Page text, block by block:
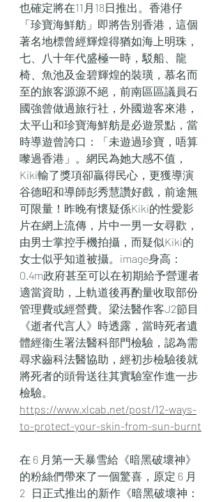
也確定將在11月18日推出。香港仔
「珍寶海鮮舫」即將告別香港，這個
著名地標曾經輝煌得猶如海上明珠，
七、八十年代盛極一時，駁船、龍
椅、魚池及金碧輝煌的裝璜，慕名而
至的旅客源源不絕，前南區區議員石
國強曾做過旅行社，外國遊客來港，
太平山和珍寶海鮮舫是必遊景點，當
時導遊曾誇口：「未遊過珍寶，唔算
嚟過香港」。網民為她大感不值，
Kiki輸了獎項卻贏得民心，更獲導演
谷德昭和導師彭秀慧讚好戲，前途無
可限量！昨晚有懷疑係Kiki的性愛影
片在網上流傳，片中一男一女尋歡，
由男士掌控手機拍攝，而疑似Kiki的
女士似乎知道被攝。image身高：
0.4m政府甚至可以在初期給予營運者
適當資助，上軌道後再酌量收取部份
管理費或經營費。梁法醫作客J2節目
《逝者代言人》時透露，當時死者遺
體經衞生署法醫科部門檢驗，認為需
尋求齒科法醫協助，經初步檢驗後就
將死者的頭骨送往其實驗室作進一步
檢驗。
https://www.xlcab.net/post/12-ways-
to-protect-your-skin-from-sun-burnt
在 6 月第一天暴雪給《暗黑破壞神》
的粉絲們帶來了一個驚喜，原定 6 月
2   日正式推出的新作《暗黑破壞神：